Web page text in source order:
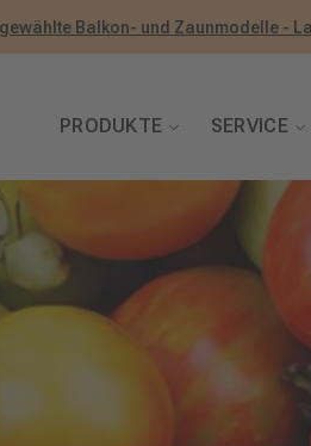
Balkon- und Zaunmodelle -
PRODUKTE SERVICE